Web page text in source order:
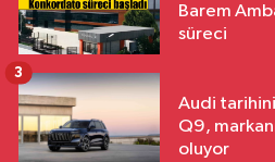
Barem
süreci
Audi
Q9,
oluyor
3